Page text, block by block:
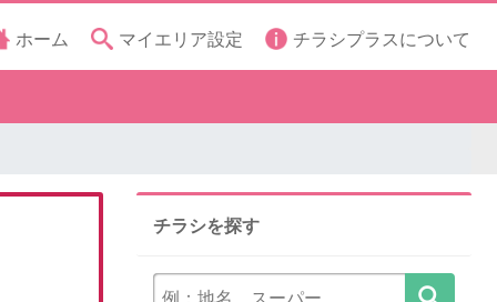
ホーム マイエリア設定 チラシプラスについて
チラシを探す